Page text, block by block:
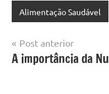
Alimentação Saudável
Navegação
de
Post anterior
A importância da